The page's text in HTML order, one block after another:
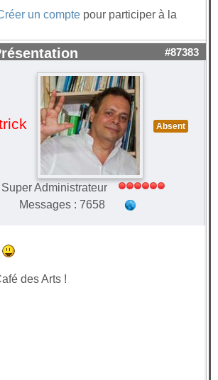
un compte pour participer à la
#87383
Absent
Super Administrateur
Messages : 7658
des Arts !